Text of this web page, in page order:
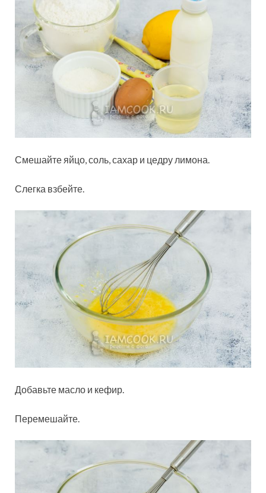
Смешайте яйцо, соль, сахар и цедру лимона.
Слегка взбейте.
Добавьте масло и кефир.
Перемешайте.